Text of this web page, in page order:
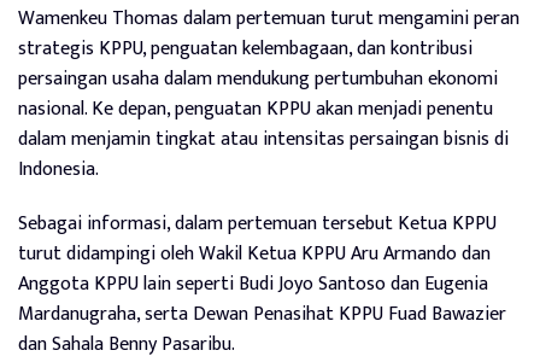
Wamenkeu Thomas dalam pertemuan turut mengamini peran
strategis KPPU, penguatan kelembagaan, dan kontribusi
persaingan usaha dalam mendukung pertumbuhan ekonomi
nasional. Ke depan, penguatan KPPU akan menjadi penentu
dalam menjamin tingkat atau intensitas persaingan bisnis di
Indonesia.
Sebagai informasi, dalam pertemuan tersebut Ketua KPPU
turut didampingi oleh Wakil Ketua KPPU Aru Armando dan
Anggota KPPU lain seperti Budi Joyo Santoso dan Eugenia
Mardanugraha, serta Dewan Penasihat KPPU Fuad Bawazier
dan Sahala Benny Pasaribu.